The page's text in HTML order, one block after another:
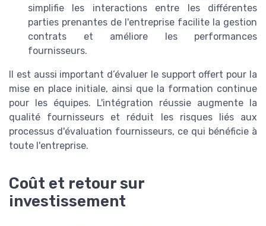
simplifie les interactions entre les différentes
parties prenantes de l'entreprise facilite la gestion
contrats et améliore les performances
fournisseurs.
Il est aussi important d’évaluer le support offert pour la
mise en place initiale, ainsi que la formation continue
pour les équipes. L'intégration réussie augmente la
qualité fournisseurs et réduit les risques liés aux
processus d'évaluation fournisseurs, ce qui bénéficie à
toute l'entreprise.
Coût et retour sur
investissement